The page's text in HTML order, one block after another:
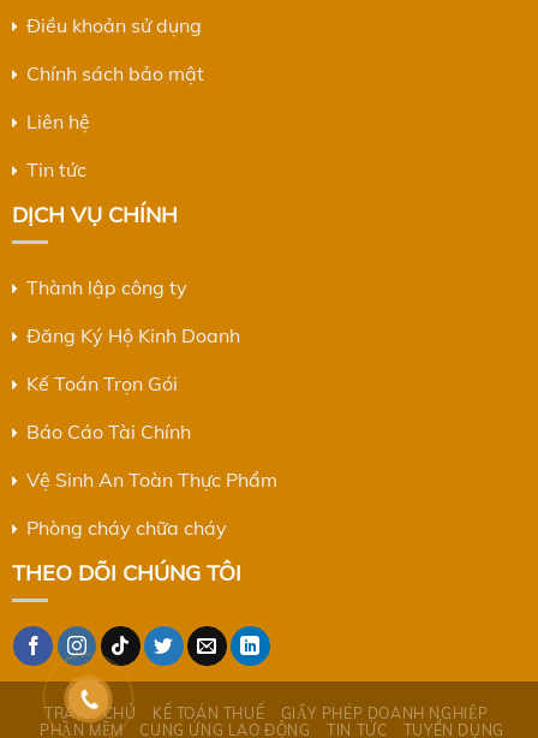
Điều khoản sử dụng
Chính sách bảo mật
Liên hệ
Tin tức
DỊCH VỤ CHÍNH
Thành lập công ty
Đăng Ký Hộ Kinh Doanh
Kế Toán Trọn Gói
Báo Cáo Tài Chính
Vệ Sinh An Toàn Thực Phẩm
Phòng cháy chữa cháy
THEO DÕI CHÚNG TÔI
TRANG CHỦ KẾ TOÁN THUẾ
GIẤY PHÉP DOANH NGHIỆP
PHẦN MỀM
CUNG ỨNG LAO ĐỘNG TIN TỨC TUYỂN DỤNG